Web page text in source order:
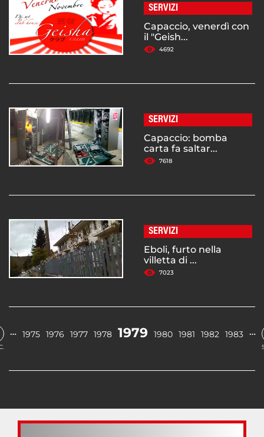
SERVIZI
Capaccio, venerdì con
il "Geish...
4692
SERVIZI
Capaccio: bomba
carta fa saltar...
7618
SERVIZI
Eboli, furto nella
villetta di ...
7023
… 1975 1976 1977 1978 1979 1980 1981 1982 1983 …